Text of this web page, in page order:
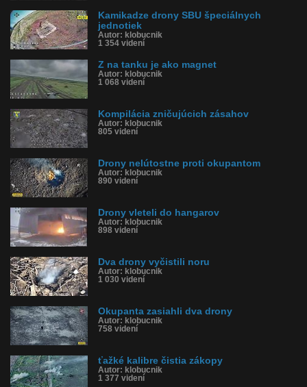
Kamikadze drony SBU špeciálnych
jednotiek
Autor: klobucnik
1 354 videní
Z na tanku je ako magnet
Autor: klobucnik
1 068 videní
Kompilácia zničujúcich zásahov
Autor: klobucnik
805 videní
Drony nelútostne proti okupantom
Autor: klobucnik
890 videní
Drony vleteli do hangarov
Autor: klobucnik
898 videní
Dva drony vyčistili noru
Autor: klobucnik
1 030 videní
Okupanta zasiahli dva drony
Autor: klobucnik
758 videní
ťažké kalibre čistia zákopy
Autor: klobucnik
1 377 videní